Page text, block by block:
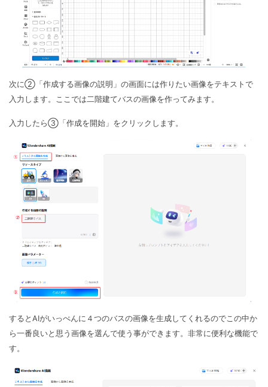
次に②「作成する画像の説明」の画面には作りたい画像をテキストで
入力します。ここでは二階建てバスの画像を作ってみます。
入力したら③「作成を開始」をクリックします。
するとAIがいっぺんに４つのバスの画像を生成してくれるのでこの中か
ら一番良いと思う画像を選んで使う事ができます。非常に便利な機能で
す。